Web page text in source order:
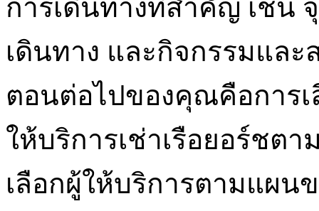
การเดินทางที่สำคัญ เช่น
เดินทาง และกิจกรรมแล
ตอนต่อไปของคุณคือการ
ให้บริการเช่าเรือยอร์ชต
เลือกผู้ให้บริการตามแผน